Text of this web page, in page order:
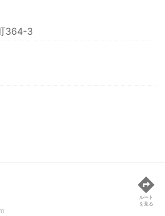
364-3
ルート
を見る